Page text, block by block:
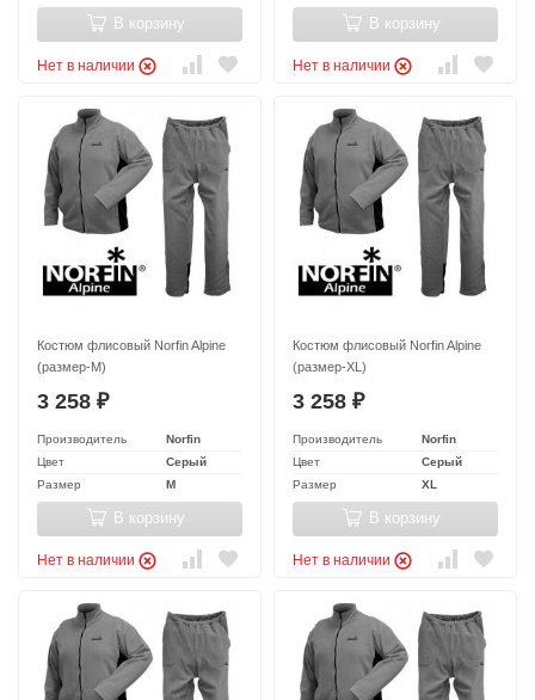
В корзину
Нет в наличии
В корзину
Нет в наличии
Костюм флисовый Norfin Alpine
(размер-M)
3 258 ₽
Производитель
Norfin
Цвет
Серый
Размер
M
В корзину
Нет в наличии
Костюм флисовый Norfin Alpine
(размер-XL)
3 258 ₽
Производитель
Norfin
Цвет
Серый
Размер
XL
В корзину
Нет в наличии